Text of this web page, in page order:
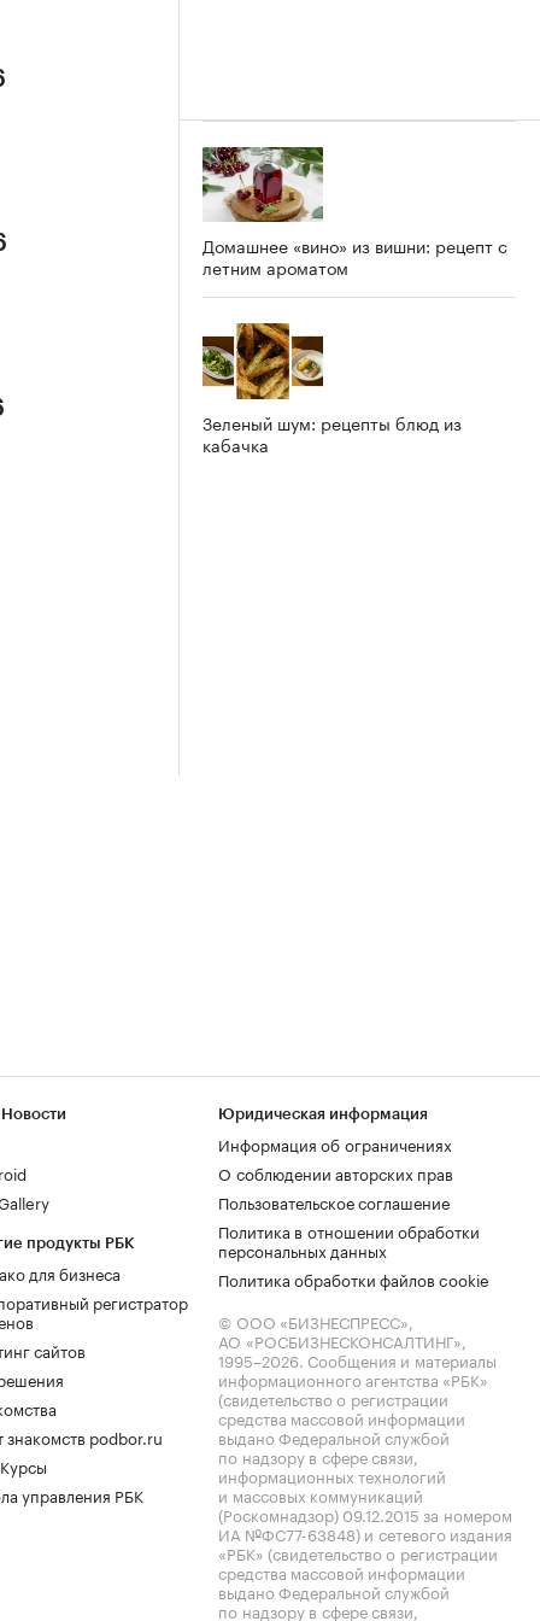
Домашнее «вино» из вишни: рецепт с
летним ароматом
Зеленый шум: рецепты блюд из
кабачка
продукты РБК
для бизнеса
регистратор
сайтов
знакомств podbor.ru
управления РБК
Юридическая информация
Информация об ограничениях
О соблюдении авторских прав
Пользовательское соглашение
Политика в отношении обработки
персональных данных
Политика обработки файлов cookie
© ООО «БИЗНЕСПРЕСС»,
АО «РОСБИЗНЕСКОНСАЛТИНГ»,
1995–2026. Сообщения и материалы
информационного агентства «РБК»
(свидетельство о регистрации
средства массовой информации
выдано Федеральной службой
по надзору в сфере связи,
информационных технологий
и массовых коммуникаций
(Роскомнадзор) 09.12.2015 за номером
ИА №ФС77-63848) и сетевого издания
«РБК» (свидетельство о регистрации
средства массовой информации
выдано Федеральной службой
по надзору в сфере связи,